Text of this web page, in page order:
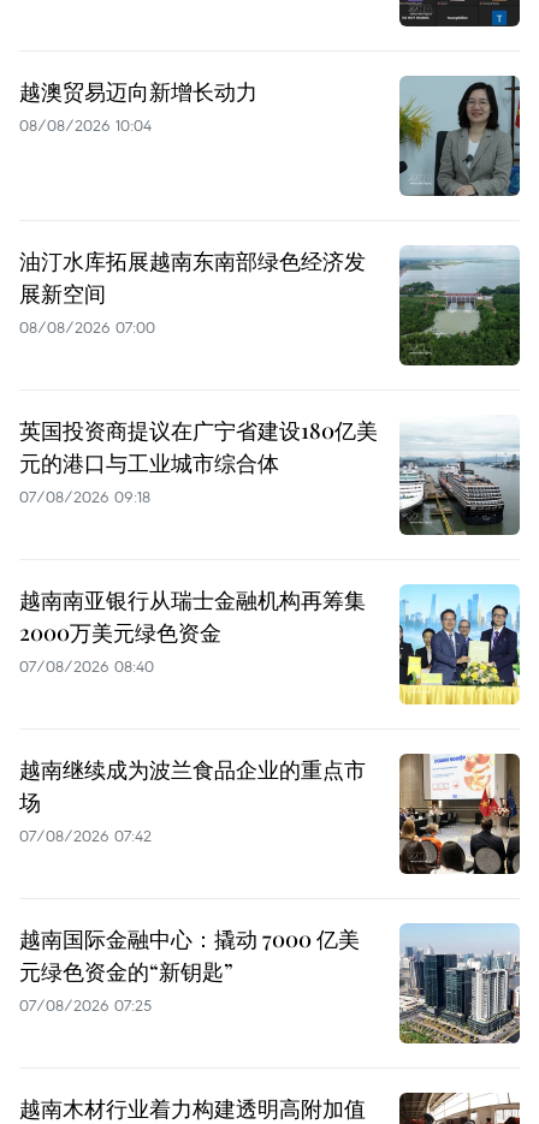
越澳贸易迈向新增长动力
08/08/2026 10:04
油汀水库拓展越南东南部绿色经济发
展新空间
08/08/2026 07:00
英国投资商提议在广宁省建设180亿美
元的港口与工业城市综合体
07/08/2026 09:18
越南南亚银行从瑞士金融机构再筹集
2000万美元绿色资金
07/08/2026 08:40
越南继续成为波兰食品企业的重点市
场
07/08/2026 07:42
越南国际金融中心：撬动 7000 亿美
元绿色资金的“新钥匙”
07/08/2026 07:25
越南木材行业着力构建透明高附加值